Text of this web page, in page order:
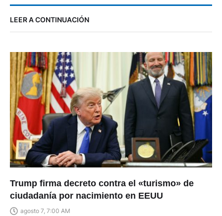
LEER A CONTINUACIÓN
Trump firma decreto contra el «turismo» de
ciudadanía por nacimiento en EEUU
agosto 7, 7:00 AM